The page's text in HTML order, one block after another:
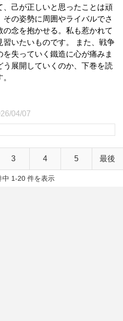
、己が正しいと思ったことは頑
その姿勢に周囲やライバルでさ
の念を抱かせる。私も惹かれて
習いたいものです。 また、戦争
を失っていく鐵造に心が痛みま
う展開していくのか、下巻を読
04/07
3 4 5 最後
中 1-20 件を表示